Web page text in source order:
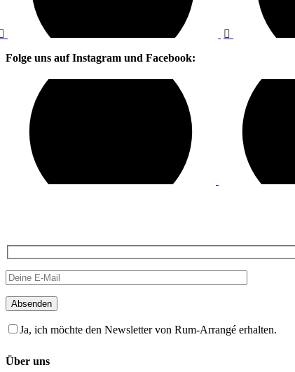
Folge uns auf Instagram und Facebook:
Absenden
Ja, ich möchte den Newsletter von Rum-Arrangé erhalten.
Über uns